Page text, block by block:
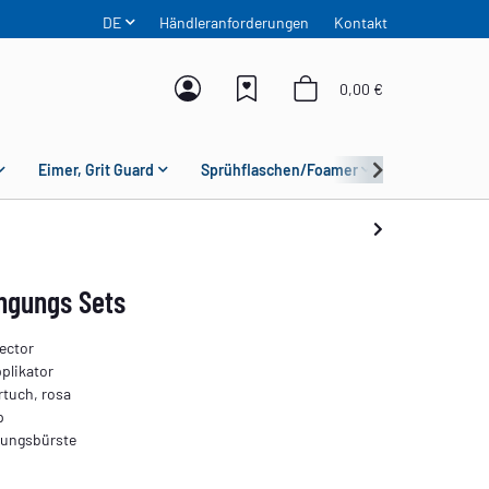
DE Händleranforderungen Kontakt
0,00 €
Eimer, Grit Guard Sprühflaschen/Foamer
Sets
rosa